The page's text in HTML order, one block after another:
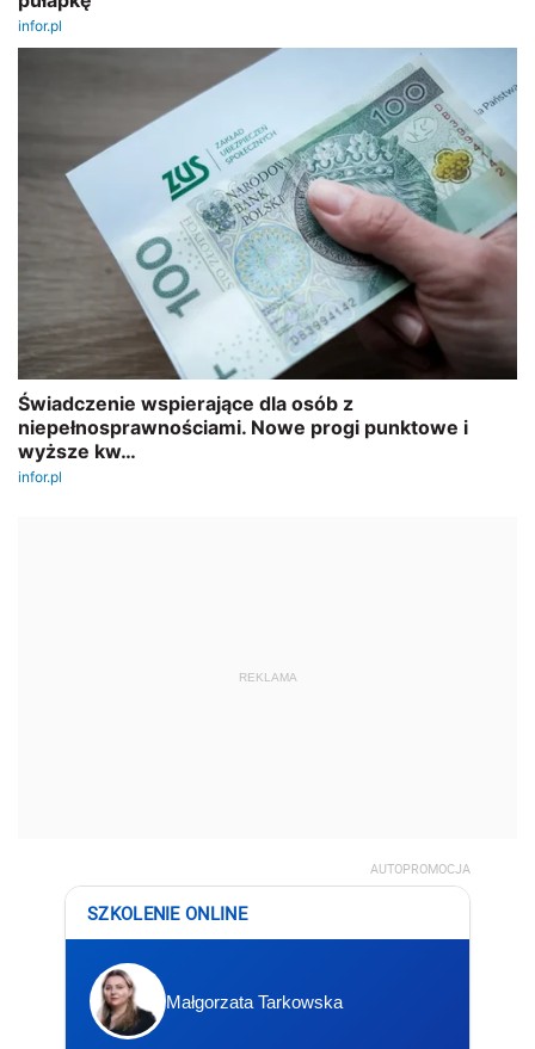
REKLAMA
AUTOPROMOCJA
SZKOLENIE ONLINE
Małgorzata Tarkowska